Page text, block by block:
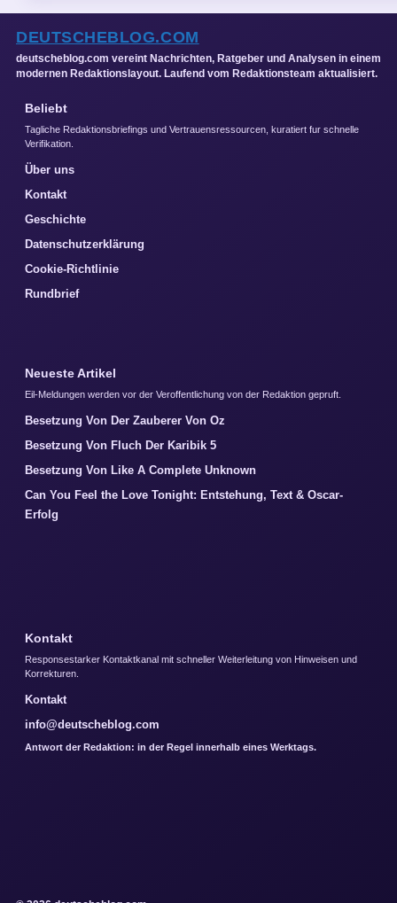
DEUTSCHEBLOG.COM
deutscheblog.com vereint Nachrichten, Ratgeber und Analysen in einem
modernen Redaktionslayout. Laufend vom Redaktionsteam aktualisiert.
Beliebt
Tagliche Redaktionsbriefings und Vertrauensressourcen, kuratiert fur schnelle
Verifikation.
Über uns
Kontakt
Geschichte
Datenschutzerklärung
Cookie-Richtlinie
Rundbrief
Neueste Artikel
Eil-Meldungen werden vor der Veroffentlichung von der Redaktion gepruft.
Besetzung Von Der Zauberer Von Oz
Besetzung Von Fluch Der Karibik 5
Besetzung Von Like A Complete Unknown
Can You Feel the Love Tonight: Entstehung, Text & Oscar-
Erfolg
Kontakt
Responsestarker Kontaktkanal mit schneller Weiterleitung von Hinweisen und
Korrekturen.
Kontakt
info@deutscheblog.com
Antwort der Redaktion: in der Regel innerhalb eines Werktags.